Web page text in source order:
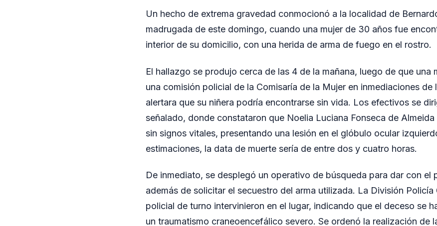
Un hecho de extrema gravedad conmocionó a la localidad de
madrugada de este domingo, cuando una mujer de 30 años fue
interior de su domicilio, con una herida de arma de fuego en el rostro.
El hallazgo se produjo cerca de las 4 de la mañana, luego de que una
una comisión policial de la Comisaría de la Mujer en inmediaciones de
alertara que su niñera podría encontrarse sin vida. Los efectivos se
señalado, donde constataron que Noelia Luciana Fonseca de
sin signos vitales, presentando una lesión en el glóbulo ocular
estimaciones, la data de muerte sería de entre dos y cuatro horas.
De inmediato, se desplegó un operativo de búsqueda para dar con el
además de solicitar el secuestro del arma utilizada. La División
policial de turno intervinieron en el lugar, indicando que el deceso se
un traumatismo craneoencefálico severo. Se ordenó la realización de